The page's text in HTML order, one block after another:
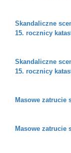
Skandaliczne
15. rocznicy
Skandaliczne
15. rocznicy
Masowe zatrucie
Masowe zatrucie